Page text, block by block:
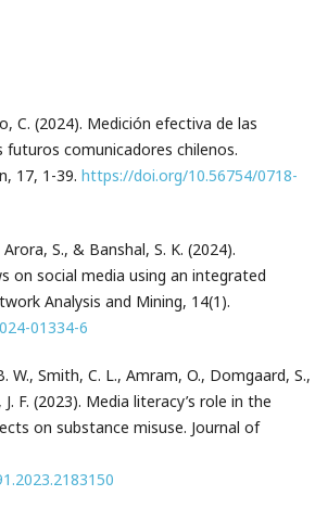
C. (2024). Medición efectiva de las
comunicadores chilenos.
17, 1-39. https://doi.org/10.56754/0718-
S., & Banshal, S. K. (2024).
on social media using an integrated
Analysis and Mining, 14(1).
01334-6
W., Smith, C. L., Amram, O., Domgaard, S.,
F. (2023). Media literacy’s role in the
on substance misuse. Journal of